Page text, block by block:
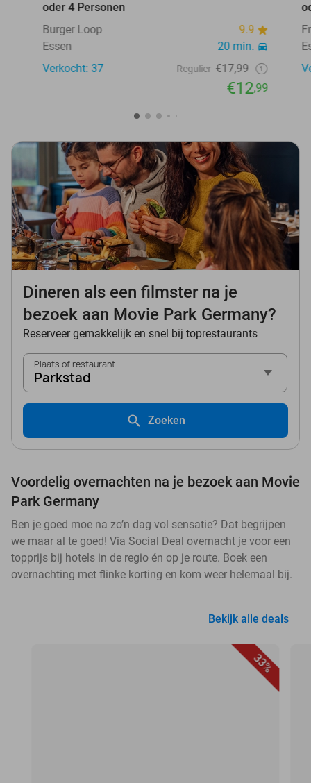
oder 4 Personen
Burger Loop
9.9
Essen
20 min.
Verkocht: 37
Regulier €17,99
€12,99
Dineren als een filmster na je
bezoek aan Movie Park Germany?
Reserveer gemakkelijk en snel bij toprestaurants
Plaats of restaurant
Parkstad
Zoeken
Voordelig overnachten na je bezoek aan Movie
Park Germany
Ben je goed moe na zo’n dag vol sensatie? Dat begrijpen
we maar al te goed! Via Social Deal overnacht je voor een
topprijs bij hotels in de regio én op je route. Boek een
overnachting met flinke korting en kom weer helemaal bij.
Bekijk alle deals
33%